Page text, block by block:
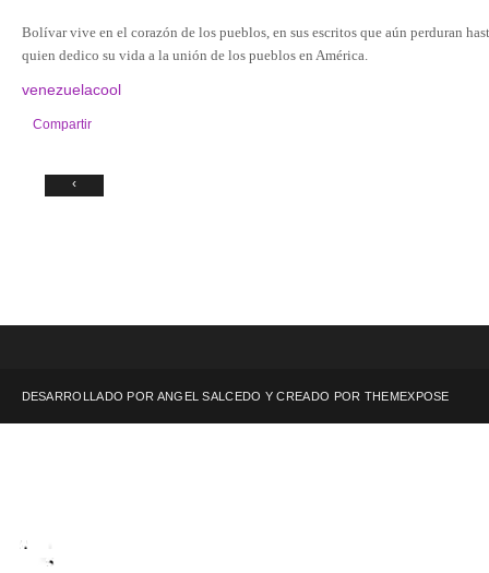
Bolívar vive en el corazón de los pueblos, en sus escritos que aún perduran
quien dedico su vida a la unión de los pueblos en América.
venezuelacool
Compartir
‹
DESARROLLADO POR ANGEL SALCEDO Y CREADO POR THEMEXPOSE